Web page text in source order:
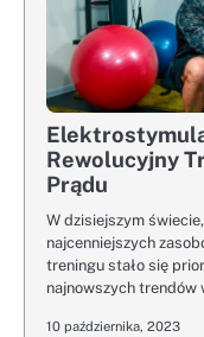
Rewolucyjny
Prądu
W dzisiejszym
najcenniejszych
treningu stało się
najnowszych
10 października, 2023